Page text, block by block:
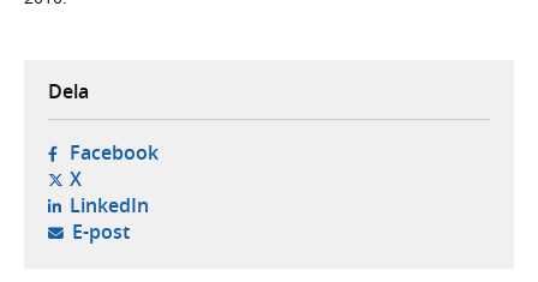
Dela
Facebook- öppnas i ny flik, extern webbplats,
X- öppnas i ny flik, extern webbplats,
LinkedIn- öppnas i ny flik, extern webbplats,
E-post- öppnar din e-postklient,